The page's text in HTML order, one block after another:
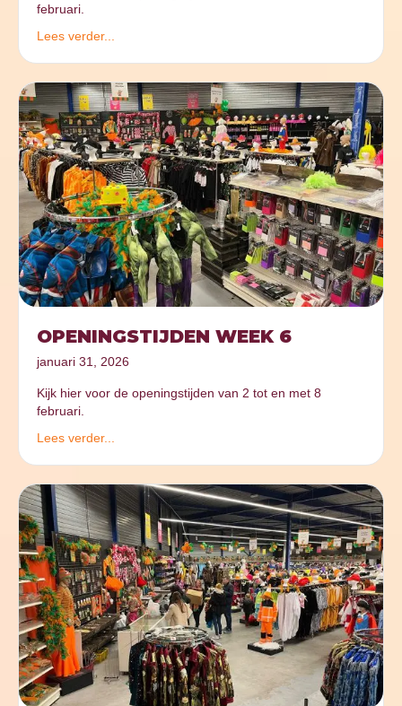
februari.
Lees verder...
OPENINGSTIJDEN WEEK 6
januari 31, 2026
Kijk hier voor de openingstijden van 2 tot en met 8
februari.
Lees verder...